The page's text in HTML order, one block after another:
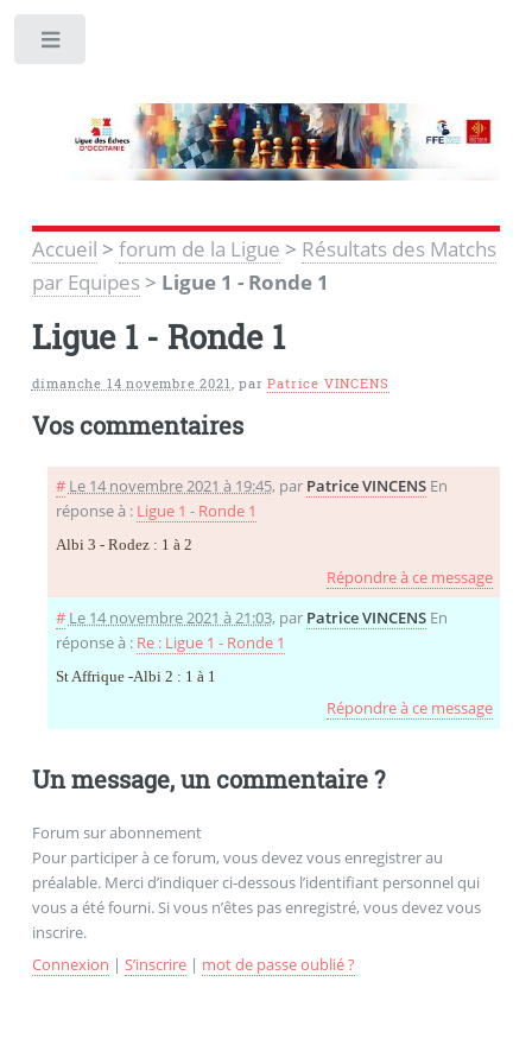
Accueil > forum de la Ligue > Résultats des Matchs
par Equipes> Ligue 1 - Ronde 1
Ligue 1 - Ronde 1
dimanche 14 novembre 2021,parPatrice VINCENS
Vos commentaires
# Le 14 novembre 2021 à 19:45, par Patrice VINCENS En
réponse à : Ligue 1 - Ronde 1
Albi 3 - Rodez : 1 à 2
Répondre à ce message
# Le 14 novembre 2021 à 21:03, par Patrice VINCENS En
réponse à : Re : Ligue 1 - Ronde 1
St Affrique -Albi 2 : 1 à 1
Répondre à ce message
Un message, un commentaire ?
Forum sur abonnement
Pour participer à ce forum, vous devez vous enregistrer au
préalable. Merci d’indiquer ci-dessous l’identifiant personnel qui
vous a été fourni. Si vous n’êtes pas enregistré, vous devez vous
inscrire.
Connexion | S’inscrire| mot de passe oublié ?